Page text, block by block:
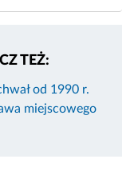
TEŻ:
od 1990 r.
miejscowego